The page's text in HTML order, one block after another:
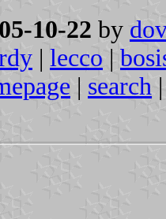
10-22 by
| lecco |
| search